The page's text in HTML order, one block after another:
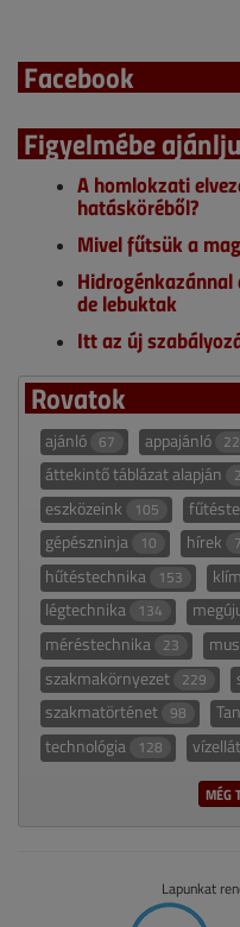
Facebook
Figyelmébe
A homlokzati
hatásköréből?
Mivel fűtsük a
de lebuktak
Itt az új
Rovatok
ajánló 67 appajánló 22
áttekintő táblázat alapján
eszközeink 105
gépészninja 10 hírek
hűtéstechnika 153
légtechnika 134
méréstechnika 23
szakmakörnyezet 229
szakmatörténet 98
technológia 128
MÉG
Lapunkat